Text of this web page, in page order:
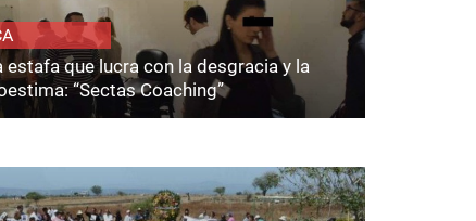
estafa que lucra con la desgracia y la
“Sectas Coaching”